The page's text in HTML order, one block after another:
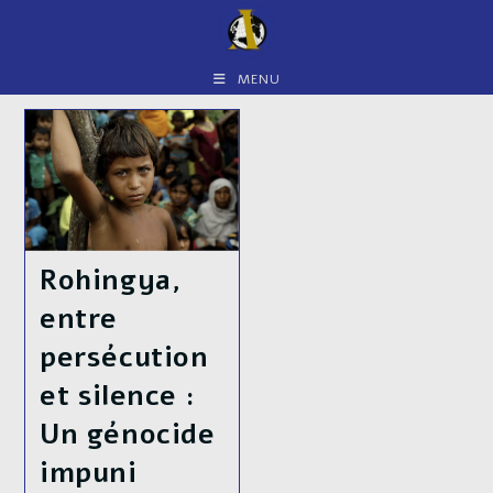
MENU
Rohingya,
entre
persécution
et silence :
Un génocide
impuni